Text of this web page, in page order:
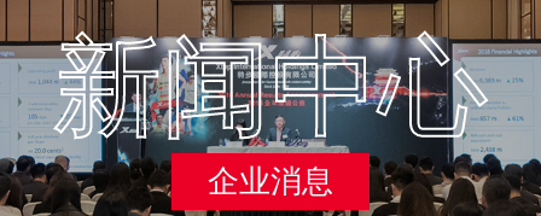
新闻中心
企业消息